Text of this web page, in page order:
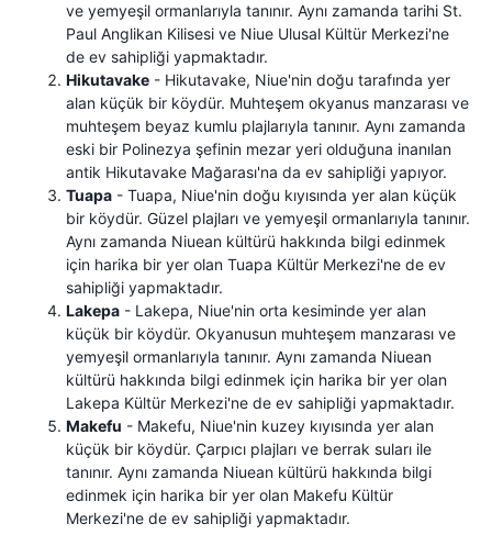
ve yemyeşil ormanlarıyla tanınır. Aynı zamanda tarihi St.
Paul Anglikan Kilisesi ve Niue Ulusal Kültür Merkezi'ne
de ev sahipliği yapmaktadır.
Hikutavake - Hikutavake, Niue'nin doğu tarafında yer
alan küçük bir köydür. Muhteşem okyanus manzarası ve
muhteşem beyaz kumlu plajlarıyla tanınır. Aynı zamanda
eski bir Polinezya şefinin mezar yeri olduğuna inanılan
antik Hikutavake Mağarası'na da ev sahipliği yapıyor.
Tuapa - Tuapa, Niue'nin doğu kıyısında yer alan küçük
bir köydür. Güzel plajları ve yemyeşil ormanlarıyla tanınır.
Aynı zamanda Niuean kültürü hakkında bilgi edinmek
için harika bir yer olan Tuapa Kültür Merkezi'ne de ev
sahipliği yapmaktadır.
Lakepa - Lakepa, Niue'nin orta kesiminde yer alan
küçük bir köydür. Okyanusun muhteşem manzarası ve
yemyeşil ormanlarıyla tanınır. Aynı zamanda Niuean
kültürü hakkında bilgi edinmek için harika bir yer olan
Lakepa Kültür Merkezi'ne de ev sahipliği yapmaktadır.
Makefu - Makefu, Niue'nin kuzey kıyısında yer alan
küçük bir köydür. Çarpıcı plajları ve berrak suları ile
tanınır. Aynı zamanda Niuean kültürü hakkında bilgi
edinmek için harika bir yer olan Makefu Kültür
Merkezi'ne de ev sahipliği yapmaktadır.